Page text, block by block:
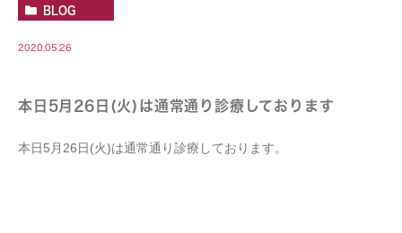
BLOG
2020.05.26
本日5月26日(火)は通常通り診療しております
本日5月26日(火)は通常通り診療しております。